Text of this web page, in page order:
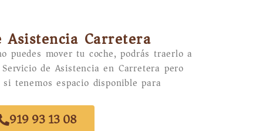
Asistencia Carretera
puedes mover tu coche, podrás traerlo a
de Asistencia en Carretera pero
tenemos espacio disponible para
919 93 13 08